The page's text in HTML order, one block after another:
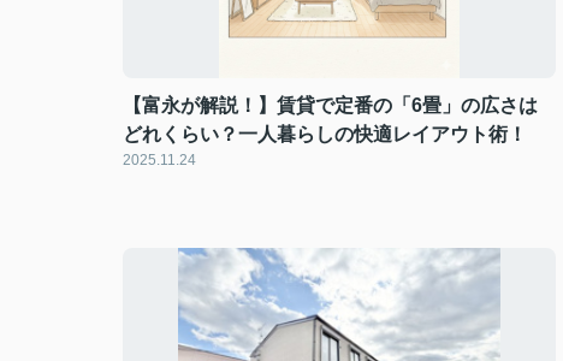
【富永が解説！】賃貸で定番の「6畳」の広さは
どれくらい？一人暮らしの快適レイアウト術！
2025.11.24